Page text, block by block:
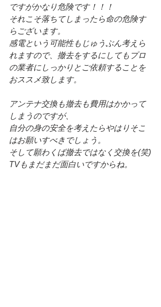
ですがかなり危険です！！！
それこそ落ちてしまったら命の危険す
らございます。
感電という可能性もじゅうぶん考えら
れますので、撤去をするにしてもプロ
の業者にしっかりとご依頼することを
おススメ致します。
アンテナ交換も撤去も費用はかかって
しまうのですが、
自分の身の安全を考えたらやはりそこ
はお願いすべきでしょう。
そして願わくば撤去ではなく交換を(笑)
TVもまだまだ面白いですからね。